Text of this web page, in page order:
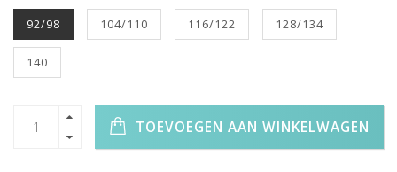
92/98 104/110 116/122 128/134
140
TOEVOEGEN AAN WINKELWAGEN